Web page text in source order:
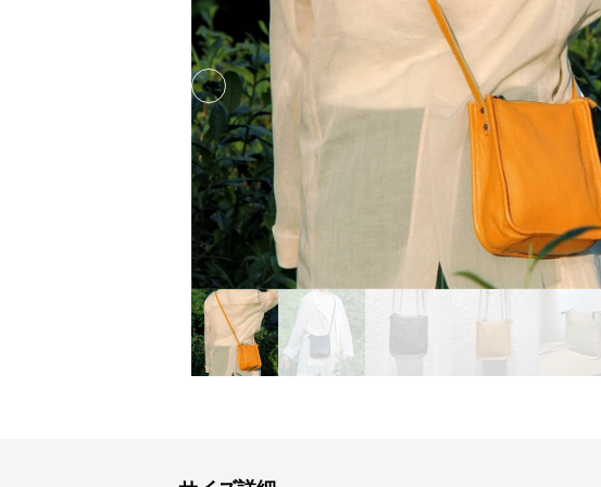
Previous slide